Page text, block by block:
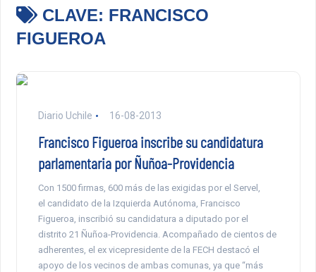
CLAVE: FRANCISCO
FIGUEROA
Diario Uchile 16-08-2013
Francisco Figueroa inscribe su candidatura
parlamentaria por Ñuñoa-Providencia
Con 1500 firmas, 600 más de las exigidas por el Servel,
el candidato de la Izquierda Autónoma, Francisco
Figueroa, inscribió su candidatura a diputado por el
distrito 21 Ñuñoa-Providencia. Acompañado de cientos de
adherentes, el ex vicepresidente de la FECH destacó el
apoyo de los vecinos de ambas comunas, ya que “más